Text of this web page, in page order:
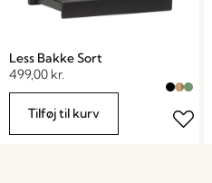
Less Bakke Sort
499,00 kr.
Tilføj til kurv